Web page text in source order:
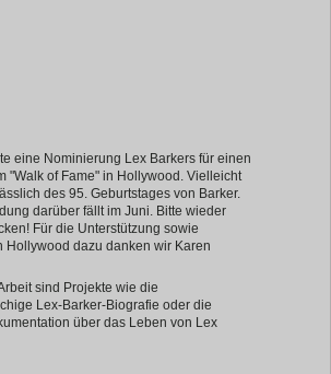
eine Nominierung Lex Barkers für einen
"Walk of Fame" in Hollywood. Vielleicht
des 95. Geburtstages von Barker.
darüber fällt im Juni. Bitte wieder
Für die Unterstützung sowie
Hollywood dazu danken wir Karen
sind Projekte wie die
Lex-Barker-Biografie oder die
über das Leben von Lex